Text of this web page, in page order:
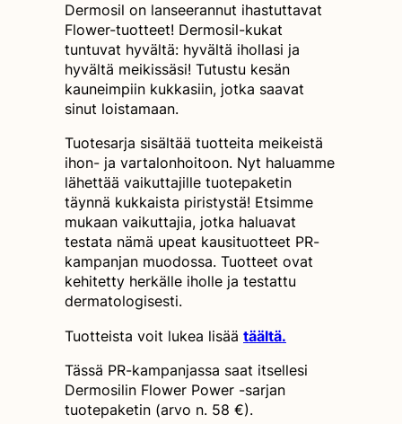
Dermosil on lanseerannut ihastuttavat
Flower-tuotteet! Dermosil-kukat
tuntuvat hyvältä: hyvältä ihollasi ja
hyvältä meikissäsi! Tutustu kesän
kauneimpiin kukkasiin, jotka saavat
sinut loistamaan.
Tuotesarja sisältää tuotteita meikeistä
ihon- ja vartalonhoitoon. Nyt haluamme
lähettää vaikuttajille tuotepaketin
täynnä kukkaista piristystä! Etsimme
mukaan vaikuttajia, jotka haluavat
testata nämä upeat kausituotteet PR-
kampanjan muodossa. Tuotteet ovat
kehitetty herkälle iholle ja testattu
dermatologisesti.
Tuotteista voit lukea lisää täältä.
Tässä PR-kampanjassa saat itsellesi
Dermosilin Flower Power -sarjan
tuotepaketin (arvo n. 58 €).